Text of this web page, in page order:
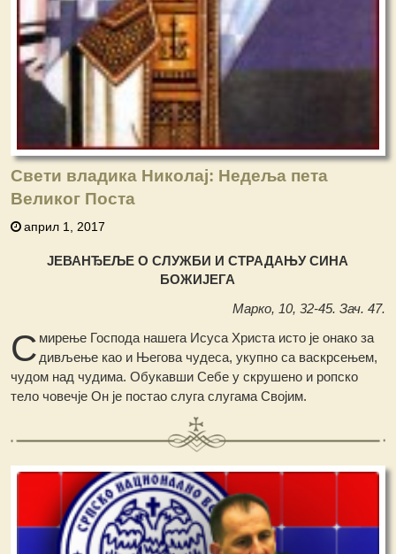
Свети владика Николај: Недеља пета
Великог Поста
април 1, 2017
ЈЕВАНЂЕЉЕ О СЛУЖБИ И СТРАДАЊУ СИНА
БОЖИЈЕГА
Марко, 10, 32-45. Зач. 47.
С мирење Господа нашега Исуса Христа исто је онако за
дивљење као и Његова чудеса, укупно са васкрсењем,
чудом над чудима. Обукавши Себе у скрушено и ропско
тело човечје Он је постао слуга слугама Својим.